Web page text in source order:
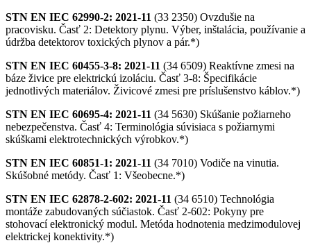
STN EN IEC 62990-2: 2021-11 (33 2350) Ovzdušie na
pracovisku. Časť 2: Detektory plynu. Výber, inštalácia, používanie a
údržba detektorov toxických plynov a pár.*)
STN EN IEC 60455-3-8: 2021-11 (34 6509) Reaktívne zmesi na
báze živice pre elektrickú izoláciu. Časť 3-8: Špecifikácie
jednotlivých materiálov. Živicové zmesi pre príslušenstvo káblov.*)
STN EN IEC 60695-4: 2021-11 (34 5630) Skúšanie požiarneho
nebezpečenstva. Časť 4: Terminológia súvisiaca s požiarnymi
skúškami elektrotechnických výrobkov.*)
STN EN IEC 60851-1: 2021-11 (34 7010) Vodiče na vinutia.
Skúšobné metódy. Časť 1: Všeobecne.*)
STN EN IEC 62878-2-602: 2021-11 (34 6510) Technológia
montáže zabudovaných súčiastok. Časť 2-602: Pokyny pre
stohovací elektronický modul. Metóda hodnotenia medzimodulovej
elektrickej konektivity.*)